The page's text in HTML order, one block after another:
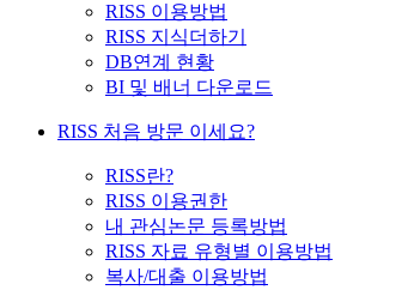
RISS 이용방법
RISS 지식더하기
DB연계 현황
BI 및 배너 다운로드
RISS 처음 방문 이세요?
RISS란?
RISS 이용권한
내 관심논문 등록방법
RISS 자료 유형별 이용방법
복사/대출 이용방법